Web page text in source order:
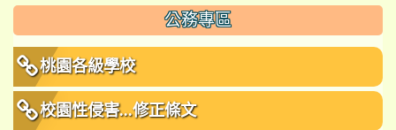
公務專區
桃園各級學校
校園性侵害...修正條文